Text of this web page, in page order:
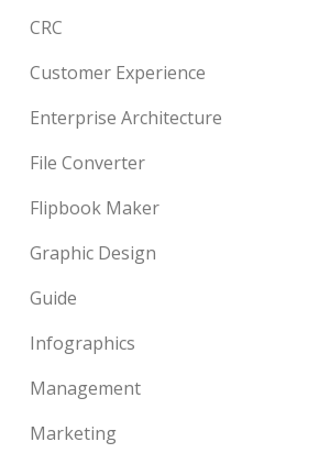
CRC
Customer Experience
Enterprise Architecture
File Converter
Flipbook Maker
Graphic Design
Guide
Infographics
Management
Marketing